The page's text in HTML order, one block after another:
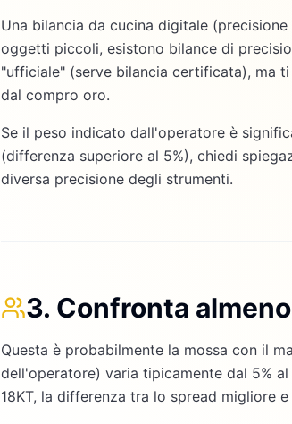
Una bilancia da cucina digitale
oggetti piccoli, esistono bilance di
"ufficiale" (serve bilancia certificata), ma
dal compro oro.
Se il peso indicato dall'operatore è
(differenza superiore al 5%), chiedi
diversa precisione degli strumenti.
3. Confronta
Questa è probabilmente la mossa con il
dell'operatore) varia tipicamente dal 5%
18KT, la differenza tra lo spread migliore